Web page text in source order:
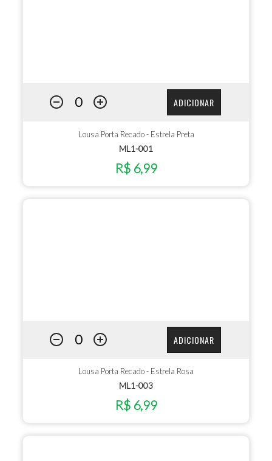
ADICIONAR
Lousa Porta Recado - Estrela Preta
ML1-001
R$ 6,99
ADICIONAR
Lousa Porta Recado - Estrela Rosa
ML1-003
R$ 6,99